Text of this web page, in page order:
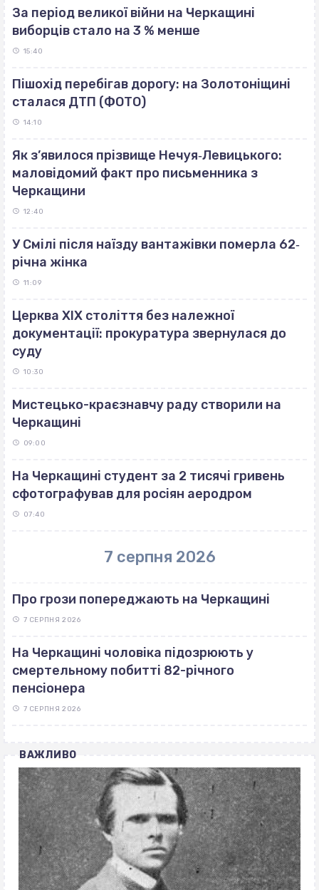
За період великої війни на Черкащині
виборців стало на 3 % менше
15:40
Пішохід перебігав дорогу: на Золотоніщині
сталася ДТП (ФОТО)
14:10
Як з’явилося прізвище Нечуя‐Левицького:
маловідомий факт про письменника з
Черкащини
12:40
У Смілі після наїзду вантажівки померла 62‐
річна жінка
11:09
Церква ХІХ століття без належної
документації: прокуратура звернулася до
суду
10:30
Мистецько-краєзнавчу раду створили на
Черкащині
09:00
На Черкащині студент за 2 тисячі гривень
сфотографував для росіян аеродром
07:40
7 серпня 2026
Про грози попереджають на Черкащині
7 СЕРПНЯ 2026
На Черкащині чоловіка підозрюють у
смертельному побитті 82-річного
пенсіонера
7 СЕРПНЯ 2026
ВАЖЛИВО